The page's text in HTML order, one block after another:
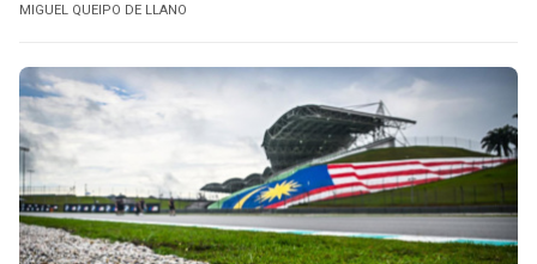
MIGUEL QUEIPO DE LLANO